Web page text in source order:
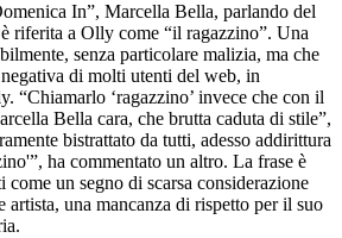
In”, Marcella Bella, parlando del
riferita a Olly come “il ragazzino”. Una
senza particolare malizia, ma che
di molti utenti del web, in
“Chiamarlo ‘ragazzino’ invece che con il
Bella cara, che brutta caduta di stile”,
bistrattato da tutti, adesso addirittura
ha commentato un altro. La frase è
come un segno di scarsa considerazione
una mancanza di rispetto per il suo